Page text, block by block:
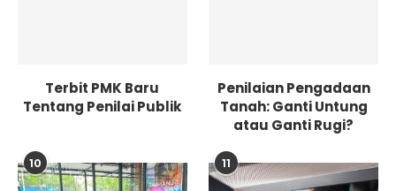
Terbit PMK Baru
Tentang Penilai Publik
Penilaian Pengadaan
Tanah: Ganti Untung
atau Ganti Rugi?
10 11